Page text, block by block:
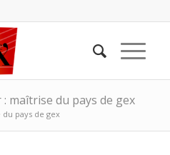
maîtrise du pays de gex
pays de gex